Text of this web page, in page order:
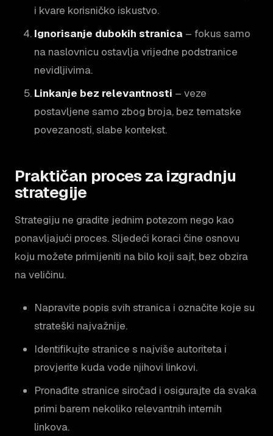
i kvare korisničko iskustvo.
Ignorisanje dubokih stranica – fokus samo
na naslovnicu ostavlja vrijedne podstranice
nevidljivima.
Linkanje bez relevantnosti – veze
postavljene samo zbog broja, bez tematske
povezanosti, slabe kontekst.
Praktičan proces za izgradnju
strategije
Strategiju ne gradite jednim potezom nego kao
ponavljajući proces. Sljedeći koraci čine osnovu
koju možete primijeniti na bilo koji sajt, bez obzira
na veličinu.
Napravite popis svih stranica i označite koje su
strateški najvažnije.
Identifikujte stranice s najviše autoriteta i
provjerite kuda vode njihovi linkovi.
Pronađite stranice siročad i osigurajte da svaka
primi barem nekoliko relevantnih internih
linkova.